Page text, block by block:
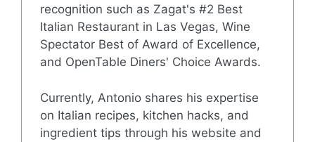
recognition such as Zagat's #2 Best
Italian Restaurant in Las Vegas, Wine
Spectator Best of Award of Excellence,
and OpenTable Diners' Choice Awards.
Currently, Antonio shares his expertise
on Italian recipes, kitchen hacks, and
ingredient tips through his website and